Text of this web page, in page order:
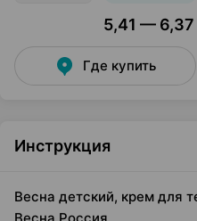
5,41 — 6,37
Где купить
Инструкция
Весна детский, крем для